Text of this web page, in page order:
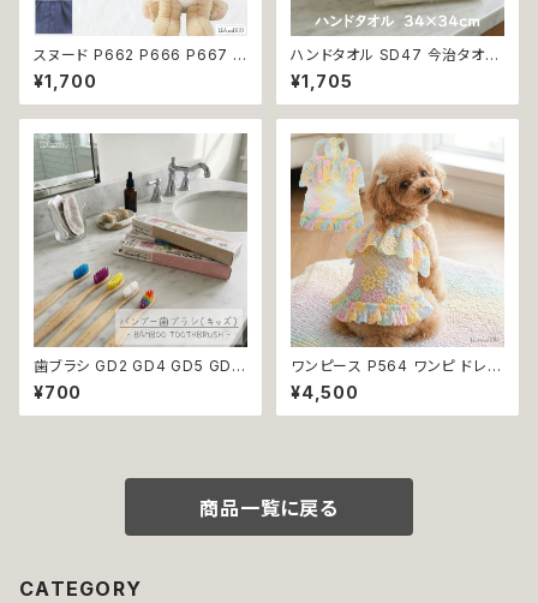
スヌード P662 P666 P667 P
670 P673 P674 P765 カチ
ューシャ 花柄 小花柄 バラ 薔薇
無地 濡れ防止 汚れ防止 ドッグ
ト 服 犬服 猫服 おしゃれ かわい
い 小型犬 返品交換不可
¥1,700
ハンドタオル SD47 今治タオル
タオル 34×34cm Imabari Tir
er 白 アイボリー ラムコ糸 イン
ド綿 贅沢タオル 高級 シンプル
¥1,705
歯ブラシ GD2 GD4 GD5 GD6
GD8 ハンブー歯ブラシ THE H
UMBLE CO.キッズ 子ども バン
ブー 竹 口腔ケア 植物由来原料
¥700
ワンピース P564 ワンピ ドレス
ハンドメイド 花 透け感 スカート
トップス 裏地付き パピー 小型
犬 犬 猫 ペット 服 犬服 猫服 犬
不可
¥4,500
商品一覧に戻る
CATEGORY